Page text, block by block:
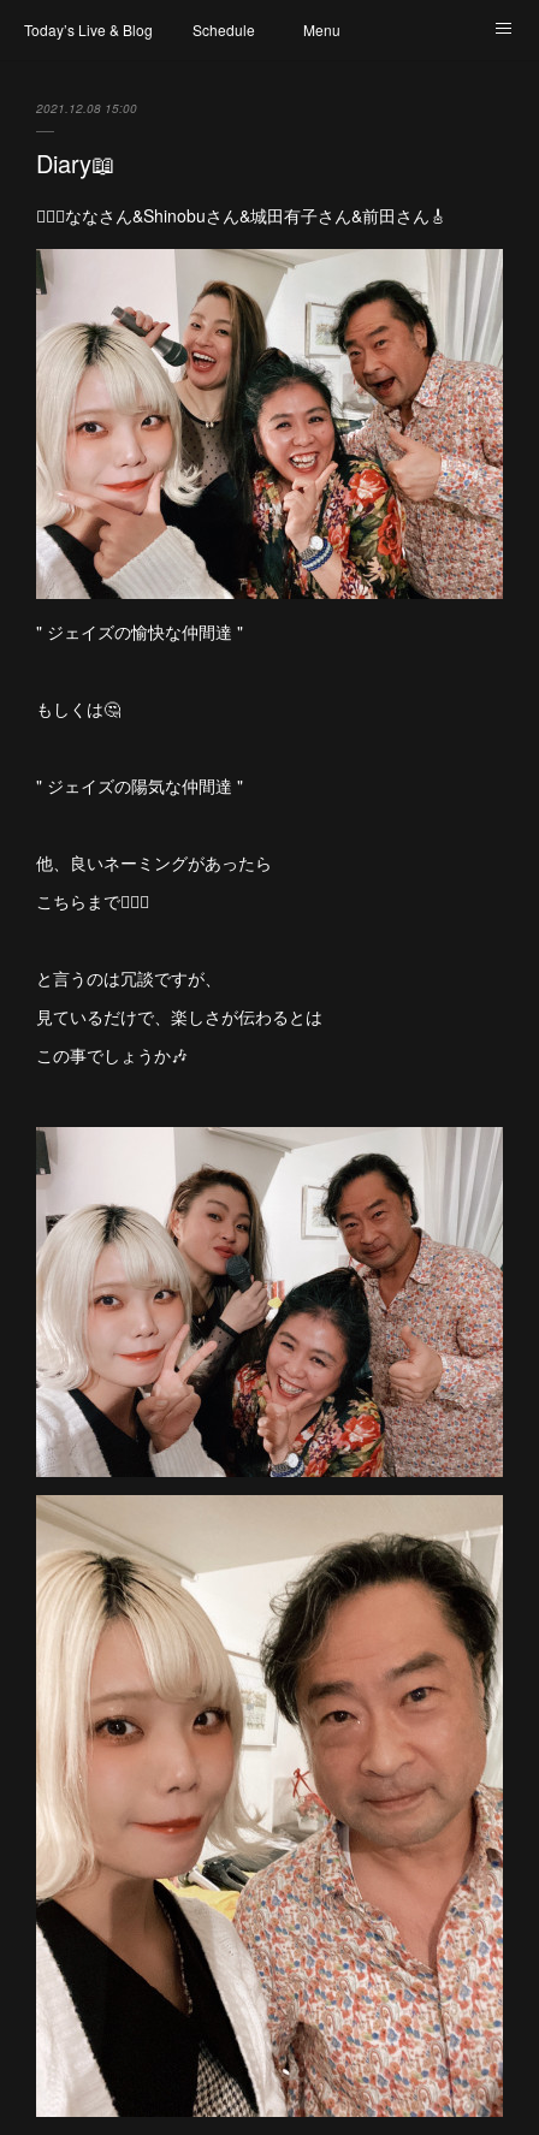
Today’s Live & Blog Schedule Menu
2021.12.08 15:00
Diary📖
🧚🏻‍♀️ななさん&Shinobuさん&城田有子さん&前田さん🎸
" ジェイズの愉快な仲間達 "
もしくは🤔
" ジェイズの陽気な仲間達 "
他、良いネーミングがあったら
こちらまで💁🏻‍♀️
と言うのは冗談ですが、
見ているだけで、楽しさが伝わるとは
この事でしょうか🎶